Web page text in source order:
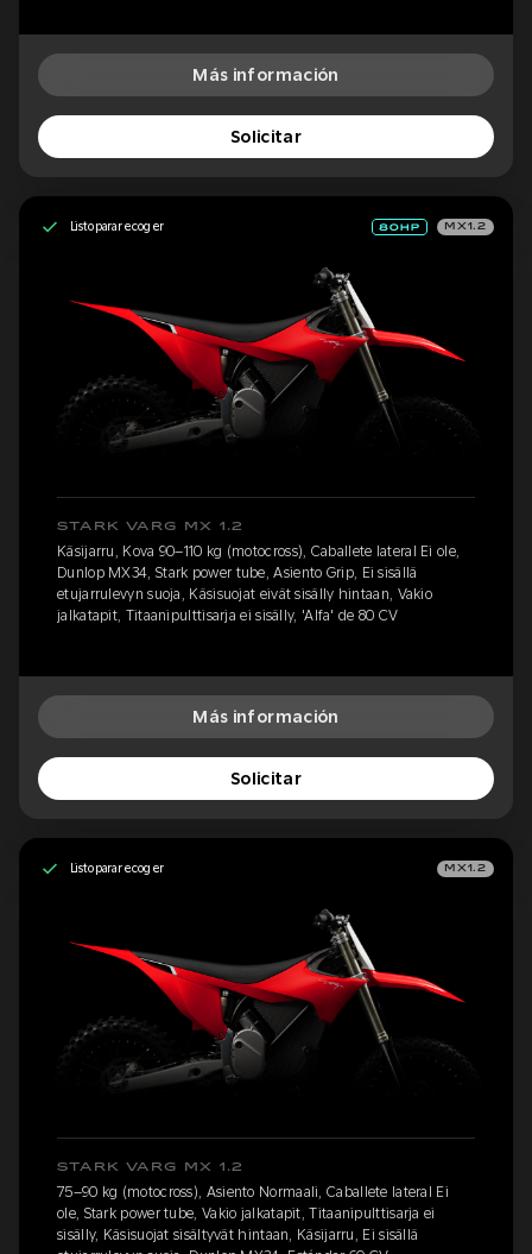
Más información
Solicitar
Listo para recoger MX1.2
STARK VARG MX 1.2
Käsijarru, Kova 90–110 kg (motocross), Caballete lateral Ei ole,
Dunlop MX34, Stark power tube, Asiento Grip, Ei sisällä
etujarrulevyn suoja, Käsisuojat eivät sisälly hintaan, Vakio
jalkatapit, Titaanipulttisarja ei sisälly, 'Alfa' de 80 CV
Más información
Solicitar
Listo para recoger MX1.2
STARK VARG MX 1.2
75–90 kg (motocross), Asiento Normaali, Caballete lateral Ei
ole, Stark power tube, Vakio jalkatapit, Titaanipulttisarja ei
sisälly, Käsisuojat sisältyvät hintaan, Käsijarru, Ei sisällä